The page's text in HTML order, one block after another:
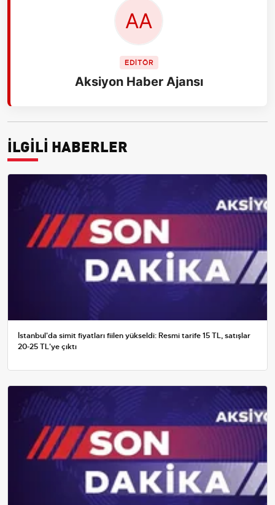
EDİTÖR
Aksiyon Haber Ajansı
İLGİLİ HABERLER
İstanbul'da simit fiyatları fiilen yükseldi: Resmi tarife 15 TL, satışlar
20-25 TL'ye çıktı